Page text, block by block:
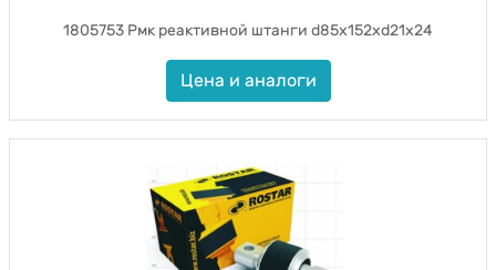
1805753 Рмк реактивной штанги d85x152xd21x24
Цена и аналоги